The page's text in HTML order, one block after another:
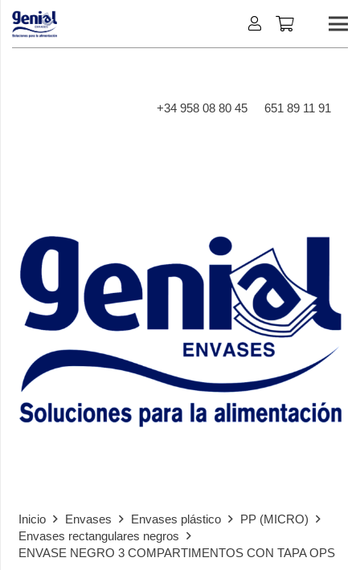
+34 958 08 80 45 651 89 11 91
Inicio Envases Envases plástico
PP (MICRO)
Envases rectangulares negros
ENVASE NEGRO 3 COMPARTIMENTOS CON TAPA OPS